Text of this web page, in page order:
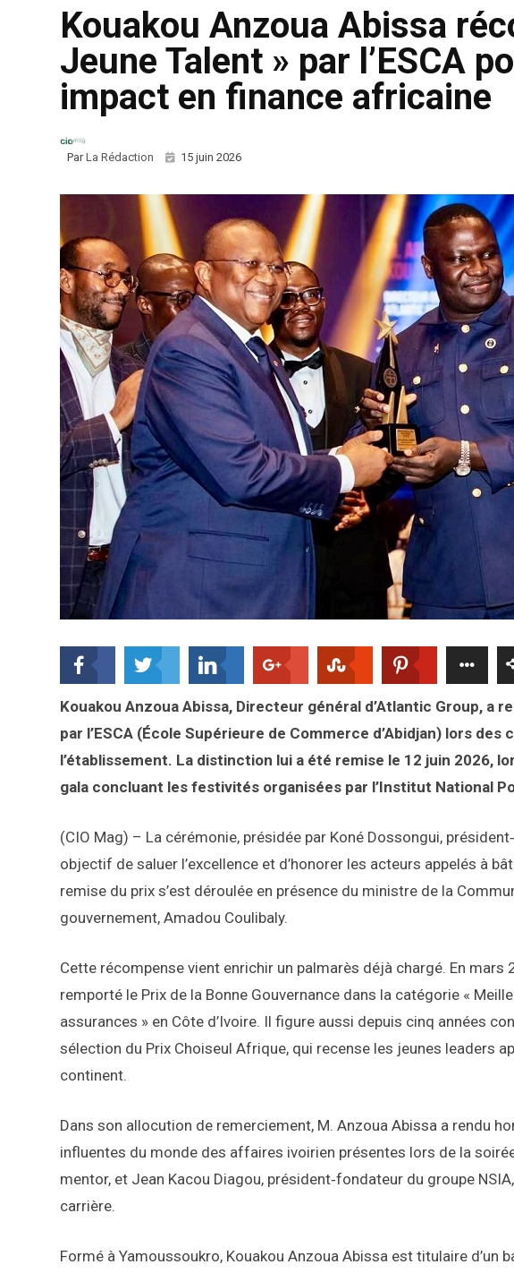
Kouakou Anzoua Abissa
Jeune Talent » par l’ESCA
impact en finance africaine
ParLa Rédaction 15 juin 2026
Kouakou Anzoua Abissa, Directeur général d’Atlantic Group, a
par l’ESCA (École Supérieure de Commerce d’Abidjan) lors
l’établissement. La distinction lui a été remise le 12 juin 2026,
gala concluant les festivités organisées par l’Institut National
(CIO Mag) – La cérémonie, présidée par Koné Dossongui,
objectif de saluer l’excellence et d’honorer les acteurs appelés à
remise du prix s’est déroulée en présence du ministre de la
gouvernement, Amadou Coulibaly.
Cette récompense vient enrichir un palmarès déjà chargé. En mars
remporté le Prix de la Bonne Gouvernance dans la catégorie «
assurances » en Côte d’Ivoire. Il figure aussi depuis cinq années
sélection du Prix Choiseul Afrique, qui recense les jeunes leaders
continent.
Dans son allocution de remerciement, M. Anzoua Abissa a rendu
influentes du monde des affaires ivoirien présentes lors de la
mentor, et Jean Kacou Diagou, président‑fondateur du groupe
carrière.
Formé à Yamoussoukro, Kouakou Anzoua Abissa est titulaire d’un